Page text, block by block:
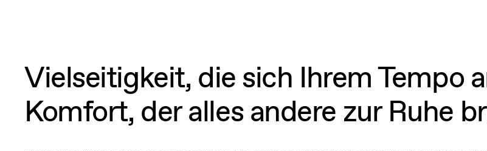
Vielseitigkeit, die sich Ihrem Tempo
Komfort, der alles andere zur Ruhe